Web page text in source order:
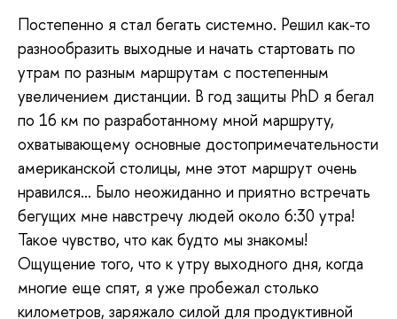
Постепенно я стал бегать системно. Решил как-то
разнообразить выходные и начать стартовать по
утрам по разным маршрутам с постепенным
увеличением дистанции. В год защиты PhD я бегал
по 16 км по разработанному мной маршруту,
охватывающему основные достопримечательности
американской столицы, мне этот маршрут очень
нравился... Было неожиданно и приятно встречать
бегущих мне навстречу людей около 6:30 утра!
Такое чувство, что как будто мы знакомы!
Ощущение того, что к утру выходного дня, когда
многие еще спят, я уже пробежал столько
километров, заряжало силой для продуктивной